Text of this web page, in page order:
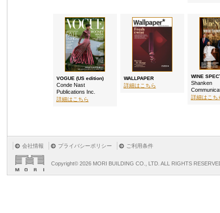
VOGUE (US edition)
Conde Nast
Publications Inc.
詳細はこちら
WALLPAPER
詳細はこちら
WINE
Shanken
詳細はこち
会社情報 プライバシーポリシー ご利用条件
Copyright© 2026 MORI BUILDING CO., LTD. ALL RIGHTS